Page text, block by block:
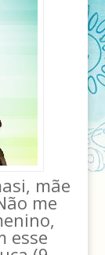
mãe
me
esse